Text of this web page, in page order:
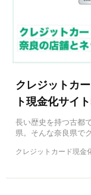
クレジットカ
ト現金化サイ
長い歴史を持つ古都
県。そんな奈良県で
クレジットカード現金